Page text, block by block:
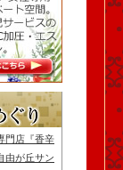
門店『香辛
由が丘サン